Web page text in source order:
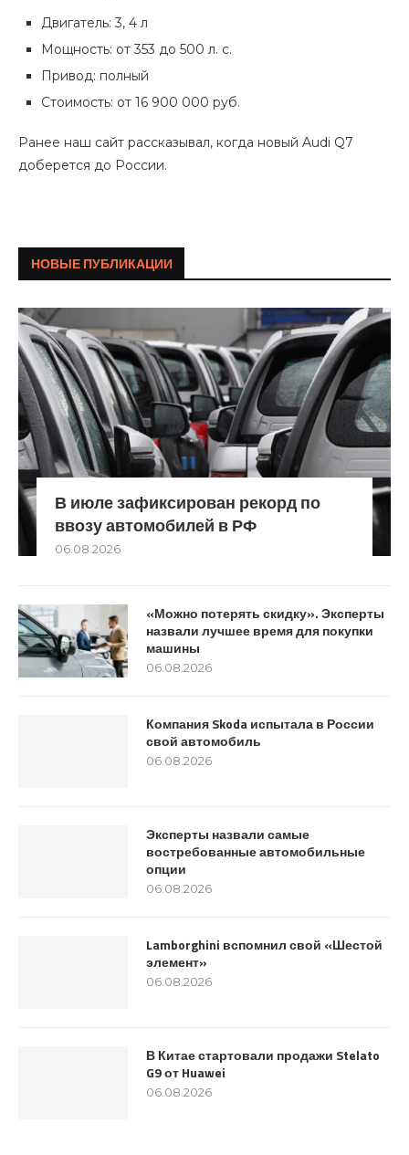
Двигатель: 3, 4 л
Мощность: от 353 до 500 л. с.
Привод: полный
Стоимость: от 16 900 000 руб.
Ранее наш сайт рассказывал, когда новый Audi Q7
доберется до России.
НОВЫЕ ПУБЛИКАЦИИ
В июле зафиксирован рекорд по
ввозу автомобилей в РФ
06.08.2026
«Можно потерять скидку». Эксперты
назвали лучшее время для покупки
машины
06.08.2026
Компания Skoda испытала в России
свой автомобиль
06.08.2026
Эксперты назвали самые
востребованные автомобильные
опции
06.08.2026
Lamborghini вспомнил свой «Шестой
элемент»
06.08.2026
В Китае стартовали продажи Stelato
G9 от Huawei
06.08.2026